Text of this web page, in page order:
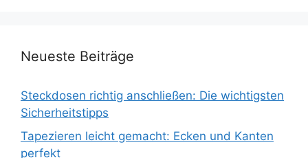
Neueste Beiträge
Steckdosen richtig anschließen: Die wichtigsten
Sicherheitstipps
Tapezieren leicht gemacht: Ecken und Kanten
perfekt